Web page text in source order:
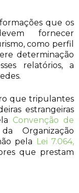
que os
fornecer
como perfil
determinação
relatórios, a
que tripulantes
estrangeiras
Convenção de
Organização
pela Lei 7.064,
que prestam